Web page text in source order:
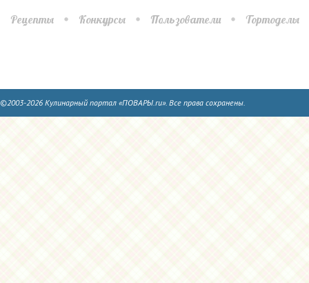
Рецепты Конкурсы Пользователи Тортоделы
©2003-2026 Кулинарный портал «ПОВАРЫ.ru». Все права сохранены.